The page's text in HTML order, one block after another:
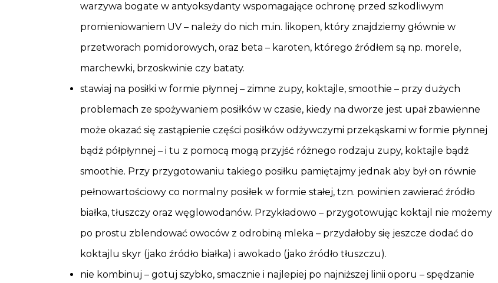
warzywa bogate w antyoksydanty wspomagające ochronę przed szkodliwym
promieniowaniem UV – należy do nich m.in. likopen, który znajdziemy głównie w
przetworach pomidorowych, oraz beta – karoten, którego źródłem są np. morele,
marchewki, brzoskwinie czy bataty.
stawiaj na posiłki w formie płynnej – zimne zupy, koktajle, smoothie – przy dużych
problemach ze spożywaniem posiłków w czasie, kiedy na dworze jest upał zbawienne
może okazać się zastąpienie części posiłków odżywczymi przekąskami w formie płynnej
bądź półpłynnej – i tu z pomocą mogą przyjść różnego rodzaju zupy, koktajle bądź
smoothie. Przy przygotowaniu takiego posiłku pamiętajmy jednak aby był on równie
pełnowartościowy co normalny posiłek w formie stałej, tzn. powinien zawierać źródło
białka, tłuszczy oraz węglowodanów. Przykładowo – przygotowując koktajl nie możemy
po prostu zblendować owoców z odrobiną mleka – przydałoby się jeszcze dodać do
koktajlu skyr (jako źródło białka) i awokado (jako źródło tłuszczu).
nie kombinuj – gotuj szybko, smacznie i najlepiej po najniższej linii oporu – spędzanie